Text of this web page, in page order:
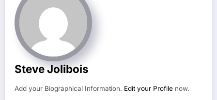
Steve Jolibois
Add your Biographical Information. Edit your Profile now.